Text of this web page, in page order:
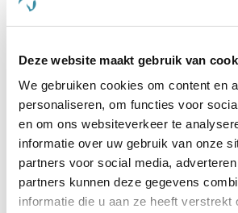
Deze website maakt gebruik van
We gebruiken cookies om content en
personaliseren, om functies voor
en om ons websiteverkeer te
informatie over uw gebruik van onze
partners voor social media,
partners kunnen deze gegevens
informatie die u aan ze heeft verstrekt
4.0
rating
1
Excellent Pets Itch Stop
Nog maar 1
€ 17,80 € 16,91